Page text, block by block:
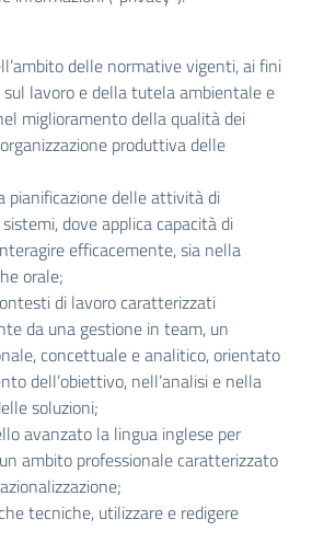
delle normative vigenti, ai fini
sul lavoro e della tutela ambientale e
miglioramento della qualità dei
produttiva delle
pianificazione delle attività di
dove applica capacità di
efficacemente, sia nella
orale;
di lavoro caratterizzati
da una gestione in team, un
concettuale e analitico, orientato
dell’obiettivo, nell’analisi e nella
soluzioni;
avanzato la lingua inglese per
ambito professionale caratterizzato
tecniche, utilizzare e redigere